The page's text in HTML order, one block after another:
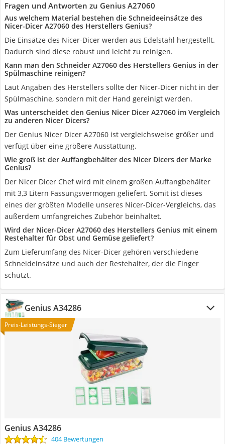
Fragen und Antworten zu Genius A27060
Aus welchem Material bestehen die Schneideeinsätze des
Nicer-Dicer A27060 des Herstellers Genius?
Die Einsätze des Nicer-Dicer werden aus Edelstahl hergestellt.
Dadurch sind diese robust und leicht zu reinigen.
Kann man den Schneider A27060 des Herstellers Genius in der
Spülmaschine reinigen?
Laut Angaben des Herstellers sollte der Nicer-Dicer nicht in der
Spülmaschine, sondern mit der Hand gereinigt werden.
Was unterscheidet den Genius Nicer Dicer A27060 im Vergleich
zu anderen Nicer Dicers?
Der Genius Nicer Dicer A27060 ist vergleichsweise größer und
verfügt über eine größere Ausstattung.
Wie groß ist der Auffangbehälter des Nicer Dicers der Marke
Genius?
Der Nicer Dicer Chef wird mit einem großen Auffangbehälter
mit 3,3 Litern Fassungsvermögen geliefert. Somit ist dieses
eines der größten Modelle unseres Nicer-Dicer-Vergleichs, das
außerdem umfangreiches Zubehör beinhaltet.
Wird der Nicer-Dicer A27060 des Herstellers Genius mit einem
Restehalter für Obst und Gemüse geliefert?
Zum Lieferumfang des Nicer-Dicer gehören verschiedene
Schneideinsätze und auch der Restehalter, der die Finger
schützt.
Genius A34286
Preis-Leistungs-Sieger
Genius A34286
404 Bewertungen